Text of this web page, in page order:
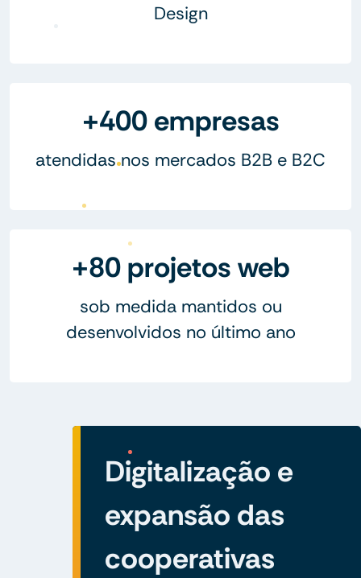
Design
+400 empresas
atendidas nos mercados B2B e B2C
+80 projetos web
sob medida mantidos ou
desenvolvidos no último ano
Digitalização e
expansão das
cooperativas